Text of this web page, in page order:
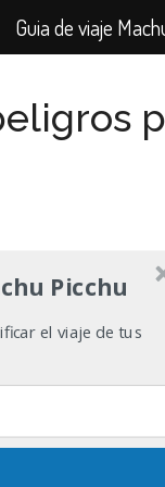
Picchu
el viaje de tus
Guia de viaje